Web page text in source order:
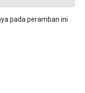
pada peramban ini